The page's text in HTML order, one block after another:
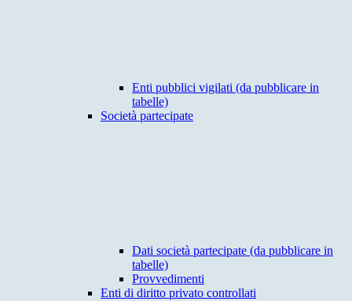
Enti pubblici vigilati (da pubblicare in
tabelle)
Società partecipate
Dati società partecipate (da pubblicare in
tabelle)
Provvedimenti
Enti di diritto privato controllati